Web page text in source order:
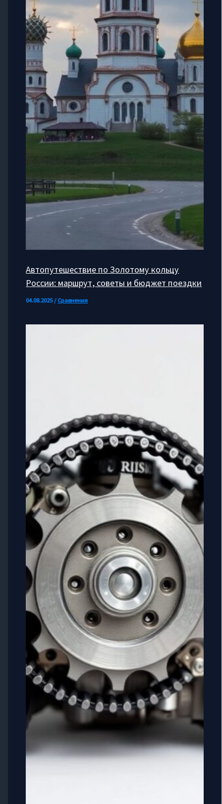
Автопутешествие по Золотому кольцу
России: маршрут, советы и бюджет поездки
04.08.2025/Сравнения